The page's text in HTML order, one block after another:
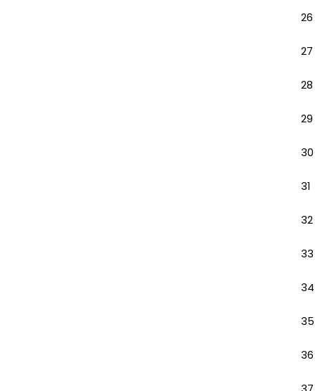
26
27
28
29
30
31
32
33
34
35
36